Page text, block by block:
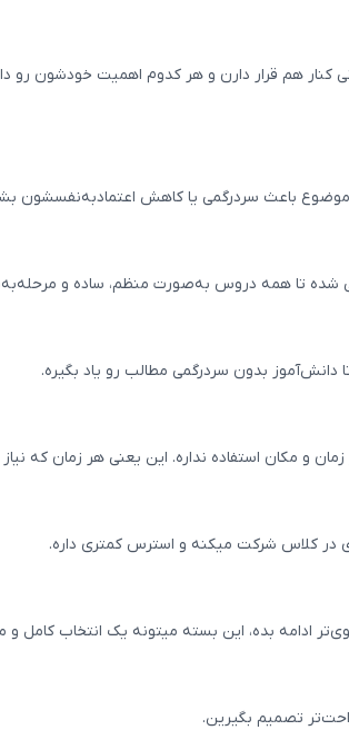
کنار هم قرار دارن و هر کدوم اهمیت خودشون
باعث سردرگمی یا کاهش اعتمادبه‌نفسشون
شده تا همه دروس به‌صورت منظم، ساده و
بدون سردرگمی مطالب رو یاد بگیره.
در کلاس شرکت میکنه و استرس کمتری داره.
ادامه بده، این بسته میتونه یک انتخاب کامل و
تصمیم بگیرین.